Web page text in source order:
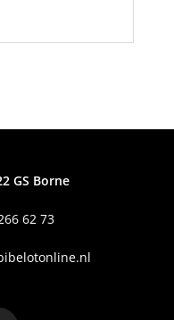
GS Borne
62 73